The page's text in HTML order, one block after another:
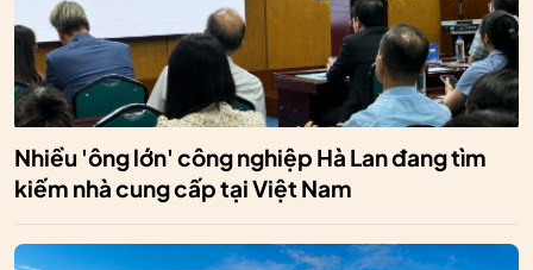
Nhiều 'ông lớn' công nghiệp Hà Lan đang tìm
kiếm nhà cung cấp tại Việt Nam